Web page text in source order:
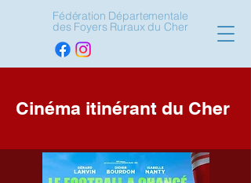
Fédération Départementale
des Foyers Ruraux du Cher
Cinéma itinérant du Cher